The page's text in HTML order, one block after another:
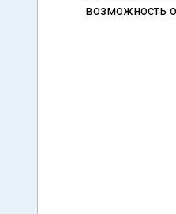
возможность